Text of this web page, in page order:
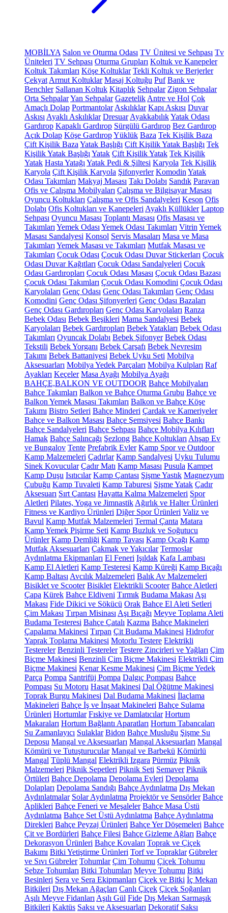
MOBİLYA Salon ve Oturma Odası TV Ünitesi ve Sehpası Tv
Üniteleri TV Sehpası Oturma Grupları Koltuk ve Kanepeler
Koltuk Takımları Köşe Koltuklar Tekli Koltuk ve Berjerler
Çekyat Armut Koltuklar Masaj Koltuğu Puf Bank ve
Benchler Sallanan Koltuk Kitaplık Sehpalar Zigon Sehpalar
Orta SehpalarYan Sehpalar Gazetelik Antre ve Hol Çok
Amaçlı Dolap Portmantolar Askılıklar Kapı Askısı Duvar
Askısı Ayaklı Askılıklar Dresuar AyakkabılıkYatak Odası
Gardırop Kapaklı Gardırop Sürgülü Gardırop Bez Gardırop
Açık Dolap Köşe GardıropYüklük Baza Tek Kişilik Baza
Çift Kişilik Baza Yatak Başlığı Çift Kişilik Yatak Başlığı Tek
Kişilik Yatak Başlığı Yatak Çift Kişilik Yatak Tek Kişilik
Yatak Hasta Yatağı Yatak Pedi & Şiltesi Karyola Tek Kişilik
Karyola Çift Kişilik Karyola Şifonyerler Komodin Yatak
Odası Takımları Makyaj Masası Takı Dolabı Sandık Paravan
Ofis ve Çalışma Mobilyaları Çalışma ve Bilgisayar Masası
Oyuncu Koltukları Çalışma ve Ofis Sandalyeleri Keson Ofis
Dolabı Ofis Koltukları ve Kanepeleri Ayaklı Küllükler Laptop
Sehpası Oyuncu Masası Toplantı Masası Ofis Masası ve
Takımları Yemek Odası Yemek Odası Takımları Vitrin Yemek
Masası Sandalyesi Konsol Servis Masaları Masa ve Masa
Takımları Yemek Masası ve Takımları Mutfak Masası ve
Takımları Çocuk Odası Çocuk Odası Duvar Stickerları Çocuk
Odası Duvar Kağıtları Çocuk Odası Sandalyeleri Çocuk
Odası Gardıropları Çocuk Odası Masası Çocuk Odası Bazası
Çocuk Odası Takımları Çocuk Odası Komodini Çocuk Odası
Karyolaları Genç Odası Genç Odası Takımları Genç Odası
Komodini Genç Odası Şifonyerleri Genç Odası Bazaları
Genç Odası Gardıropları Genç Odası Karyolaları Ranza
Bebek Odası Bebek Beşikleri Mama Sandalyesi Bebek
Karyolaları Bebek Gardıropları Bebek Yatakları Bebek Odası
Takımları Oyuncak Dolabı Bebek Şifonyer Bebek Odası
Tekstili Bebek Yorganı Bebek Çarşafı Bebek Nevresim
Takımı Bebek Battaniyesi Bebek Uyku Seti Mobilya
Aksesuarları Mobilya Yedek Parçaları Mobilya Kulpları Raf
Ayakları Keçeler Masa Ayağı Mobilya Ayağı
BAHÇE,BALKON VE OUTDOOR Bahçe Mobilyaları
Bahçe Takımları Balkon ve Bahçe Oturma Grubu Bahçe ve
Balkon Yemek Masası Takımları Balkon ve Bahçe Köşe
Takımı Bistro Setleri Bahçe Minderi Çardak ve Kameriyeler
Bahçe ve Balkon Masası Bahçe Şemsiyesi Bahçe Bankı
Bahçe Sandalyeleri Bahçe Sehpası Bahçe Mobilya Kılıfları
Hamak Bahçe Salıncağı Şezlong Bahçe Koltukları Ahşap Ev
ve Bungalov Tente Prefabrik Evler Kamp Spor ve Outdoor
Kamp Malzemeleri Çadırlar Kamp Sandalyesi Uyku Tulumu
Sinek Kovucular Çadır Matı Kamp Masası Pusula Kampet
Kamp Duşu Isıtıcılar Kamp Çantası Şişme Yastık Magnezyum
Çubuğu Kamp Tuvaleti Kamp Taburesi Şişme Yatak Çadır
Aksesuarı Sırt Çantası Hayatta Kalma Malzemeleri Spor
Aletleri Pilates, Yoga ve Jimnastik Ağırlık ve Halter Ürünleri
Fitness ve Kardiyo Ürünleri Diğer Spor Ürünleri Valiz ve
Bavul Kamp Mutfak Malzemeleri Termal Çanta Matara
Kamp Yemek Pişirme Seti Kamp Buzluk ve Soğutucu
Ürünler Kamp Demliği Kamp Tavası Kamp Ocağı Kamp
Mutfak Aksesuarları Çakmak ve Yakıcılar Termoslar
Aydınlatma Ekipmanları El Feneri Işıldak Kafa Lambası
Kamp El Aletleri Kamp Testeresi Kamp Küreği Kamp Bıçağı
Kamp Baltası Avcılık Malzemeleri Balık Av Malzemeleri
Bisiklet ve Scooter Bisiklet Elektrikli Scooter Bahçe Aletleri
Çapa Kürek Bahçe Eldiveni Tırmık Budama Makası Aşı
Makası Fide Dikici ve Sökücü Orak Bahçe El Aleti Setleri
Çim Makası Tırpan Misinası Aşı Bıçağı Meyve Toplama Aleti
Budama Testeresi Bahçe Çatalı Kazma Bahçe Makineleri
Çapalama Makinesi Tırpan Çit Budama Makinesi Hidrofor
Yaprak Toplama Makinesi Motorlu Testere Elektrikli
Testereler Benzinli Testereler Testere Zincirleri ve Yağları Çim
Biçme Makinesi Benzinli Çim Biçme Makinesi Elektrikli Çim
Biçme Makinesi Kenar Kesme Makinesi Çim Biçme Yedek
Parça Pompa Santrifüj Pompa Dalgıç Pompası Bahçe
Pompası Su Motoru Hasat Makinesi Dal Öğütme Makinesi
Toprak Burgu Makinesi Dal Budama Makinesi İlaçlama
Makineleri Bahçe İş ve İnşaat Makineleri Bahçe Sulama
Ürünleri Hortumlar Fıskiye ve Damlatıcılar Hortum
Makaraları Hortum Bağlantı Aparatları Hortum Tabancaları
Su Zamanlayıcı Sulaklar Bidon Bahçe Musluğu Şişme Su
Deposu Mangal ve Aksesuarları Mangal Aksesuarları Mangal
Kömürü ve Tutuşturucular Mangal ve Barbekü Kömürlü
Mangal Tüplü Mangal Elektrikli Izgara Pürmüz Piknik
Malzemeleri Piknik Sepetleri Piknik Seti Semaver Piknik
Örtüleri Bahçe Depolama Depolama Evleri Depolama
Dolapları Depolama Sandığı Bahçe Aydınlatma Dış Mekan
Aydınlatmalar Solar Aydınlatma Projektör ve Sensörler Bahçe
Aplikleri Bahçe Feneri ve Meşaleler Bahçe Masa Üstü
Aydınlatma Bahçe Set Üstü Aydınlatma Bahçe Aydınlatma
Direkleri Bahçe Peyzaj Ürünleri Bahçe Yer Döşemeleri Bahçe
Çit ve Bordürleri Bahçe Filesi Bahçe Gizleme Ağları Bahçe
Dekorasyon Ürünleri Bahçe Kovaları Toprak ve Çiçek
Bakımı Bitki Yetiştirme Ürünleri Torf ve Topraklar Gübreler
ve Sıvı Gübreler Tohumlar Çim Tohumu Çiçek Tohumu
Sebze Tohumları Bitki Tohumları Meyve Tohumu Bitki
Besinleri Sera ve Sera Ekipmanları Çiçek ve Bitki İç Mekan
Bitkileri Dış Mekan Ağaçları Canlı Çiçek Çiçek Soğanları
Aşılı Meyve Fidanları Aşılı Gül Fide Dış Mekan Sarmaşık
Bitkileri Kaktüs Saksı ve Aksesuarları Dekoratif Saksı